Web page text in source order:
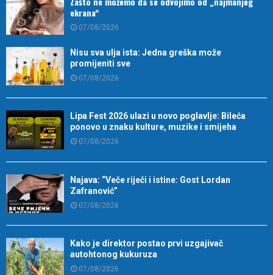
ekrana“
07/08/2026
Nisu sva ulja ista: Jedna greška može
promijeniti sve
07/08/2026
Lipa Fest 2026 ulazi u novo poglavlje: Bileća
ponovo u znaku kulture, muzike i smijeha
07/08/2026
Najava: “Veče riječi i istine: Gost Lordan
Zafranović”
07/08/2026
Kako je direktor postao prvi uzgajivač
autohtonog kukuruza
07/08/2026